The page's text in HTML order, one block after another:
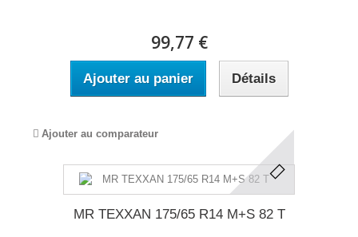
99,77 €
Ajouter au panier Détails
Ajouter au comparateur
MR TEXXAN 175/65 R14 M+S 82 T